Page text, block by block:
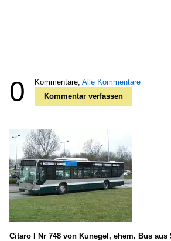
0 Kommentare, Alle Kommentare
Kommentar verfassen
Citaro I Nr 748 von Kunegel, ehem. Bus aus